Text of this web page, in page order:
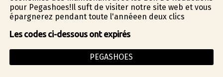
pour Pegashoes!Il suffit de visiter notre site web et vous
épargnerez pendant toute l'annéeen deux clics
Les codes ci-dessous ont expirés
PEGASHOES